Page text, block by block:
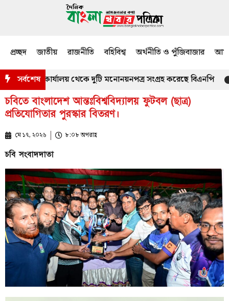
প্রচ্ছদ জাতীয় রাজনীতি বহিবিশ্ব অর্থনীতি ও পুঁজিবাজার
সর্বশেষকার্যালয় থেকে দুটি মনোনয়নপত্র সংগ্রহ করেছে বিএনপি
চবিতে বাংলাদেশ আন্তঃবিশ্ববিদ্যালয় ফুটবল (ছাত্র)
প্রতিযোগিতার পুরস্কার বিতরণ।
মে ১৭, ২০২৬ ৮:০৮ অপরাহ্ণ
চবি সংবাদদাতা